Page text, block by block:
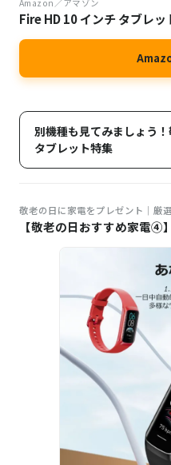
Amazon／アマゾン
Fire HD 10 インチ タブレッ
別機種も見てみましょう
タブレット特集
敬老の日に家電をプレゼント｜厳
【敬老の日おすすめ家電④